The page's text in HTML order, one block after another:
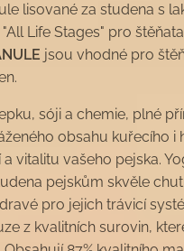
lisované za studena s
Life Stages" pro
jsou vhodné pro
sóji a chemie, plné
obsahu kuřecího i
vitalitu vašeho pejska.
pejskům skvěle
pro jejich trávicí
z kvalitních surovin,